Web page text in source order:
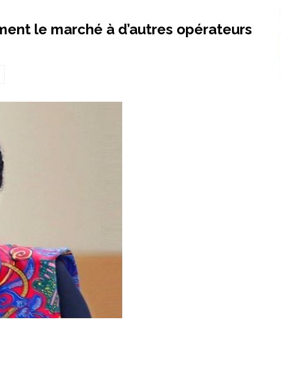
le marché à d’autres opérateurs